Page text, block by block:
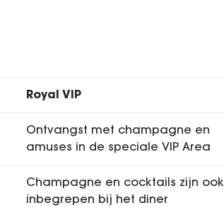
Royal VIP
Ontvangst met champagne en
amuses in de speciale VIP Area
Champagne en cocktails zijn ook
inbegrepen bij het diner